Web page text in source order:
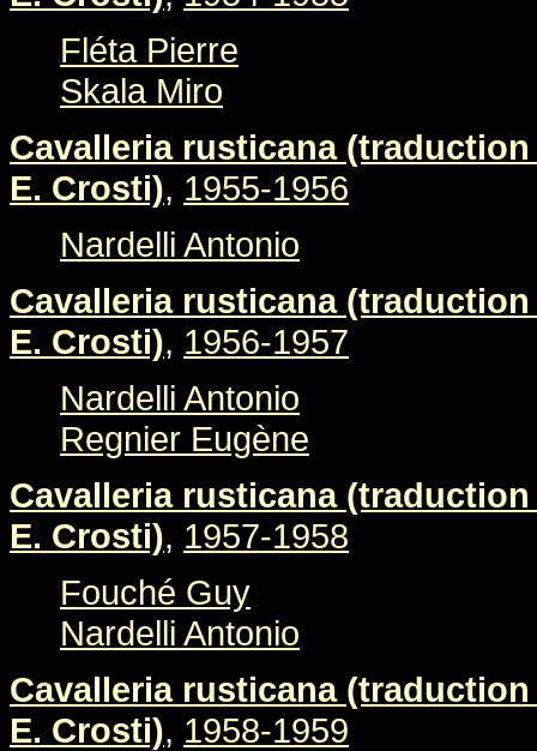
Fléta Pierre
Skala Miro
Cavalleria rusticana
E. Crosti), 1955-1956
Nardelli Antonio
Cavalleria rusticana
E. Crosti), 1956-1957
Nardelli Antonio
Regnier Eugène
Cavalleria rusticana
E. Crosti), 1957-1958
Fouché Guy
Nardelli Antonio
Cavalleria rusticana
E. Crosti), 1958-1959